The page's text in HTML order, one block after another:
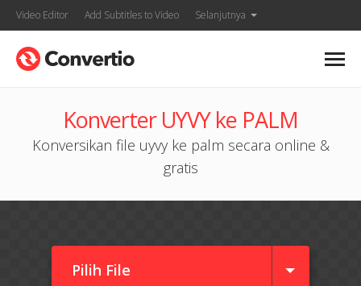
Video Editor Add Subtitles to Video Selanjutnya
Konverter UYVY ke PALM
Konversikan file uyvy ke palm secara online &
gratis
Pilih File